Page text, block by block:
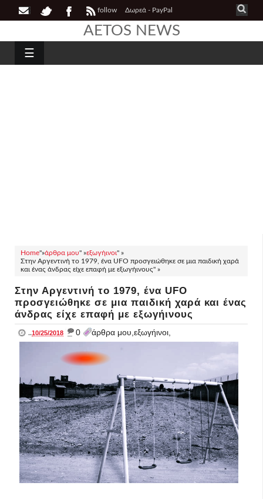
follow Δωρεά - PayPal
AETOS NEWS
☰
Home"»άρθρα μου" »εξωγήινοι" »
Στην Αργεντινή το 1979, ένα UFO προσγειώθηκε σε μια παιδική χαρά
και ένας άνδρας είχε επαφή με εξωγήινους" »
Στην Αργεντινή το 1979, ένα UFO
προσγειώθηκε σε μια παιδική χαρά και ένας
άνδρας είχε επαφή με εξωγήινους
..10/25/2018 _ 0 άρθρα μου,εξωγήινοι,